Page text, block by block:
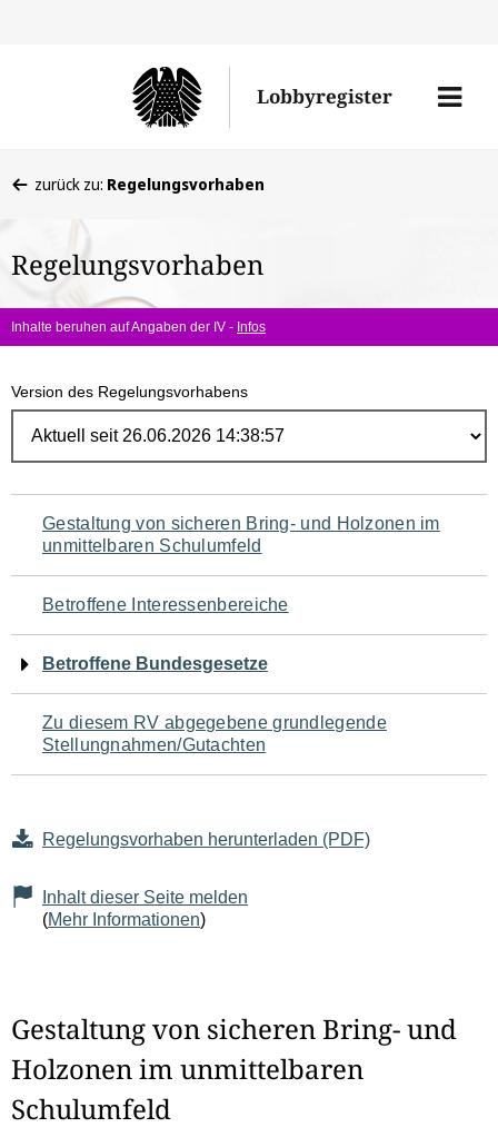
Lobbyregister
Menü
befinden
hier:
zurück zu: Regelungsvorhaben
Regelungsvorhaben
Inhalte beruhen auf Angaben der IV - Infos
Version des Regelungsvorhabens
Navigation
für
den
Seiteninhalt
Gestaltung von sicheren Bring- und Holzonen im
unmittelbaren Schulumfeld
Betroffene Interessenbereiche
Betroffene Bundesgesetze
Zu diesem RV abgegebene grundlegende
Stellungnahmen/Gutachten
Regelungsvorhaben herunterladen (PDF)
Inhalt dieser Seite melden
(Mehr Informationen)
Gestaltung von sicheren Bring- und
Holzonen im unmittelbaren
Schulumfeld